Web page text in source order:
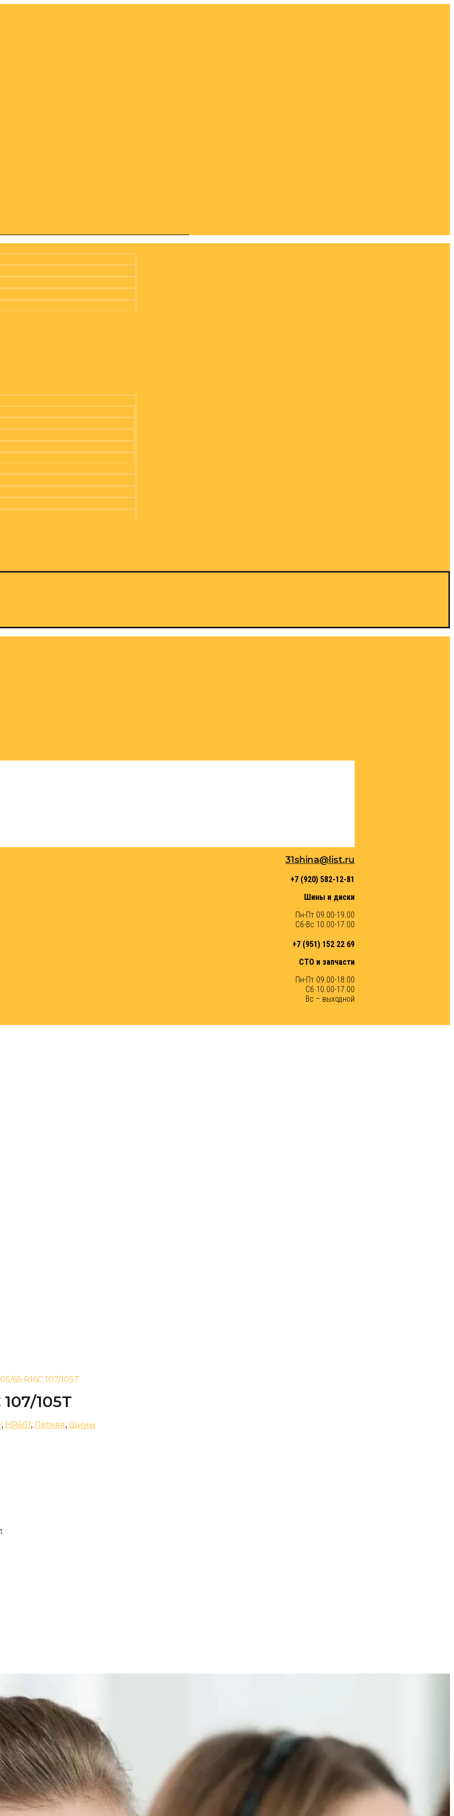
31shina@list.ru
+7 (920) 582-12-81
Шины и диски
Пн-Пт 09.00-19.00
Сб-Вс 10.00-17.00
+7 (951) 152 22 69
СТО и запчасти
Пн-Пт 09.00-18.00
Сб 10.00-17.00
Вс – выходной
65 R16C 107/105T
105T
, HR601, Летняя, Шины